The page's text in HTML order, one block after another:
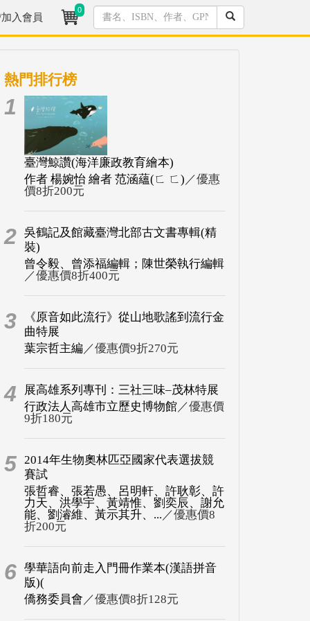
入會員
0
熱門排行榜
1
臺灣鯨讚(海洋廉政教育繪本)
作者 楊婉怡 繪者 范涵蘊(ㄈ ㄈ) ／優惠
價8折200元
2 吳鶴記及館藏臺灣北部古文書專輯(精
裝)
曾令毅、曾添福編輯；陳世榮執行編輯
／優惠價8折400元
3
《原音如此流行》從山地歌謠到流行金
曲特展
葉宗哲主編 ／優惠價9折270元
4
展高雄系列專刊：三社三味–茂林特展
行政法人高雄市立歷史博物館／優惠價
9折180元
5 2014年生物奧林匹亞國家代表選拔競
賽試
張哲睿、張若愚、呂明軒、許耿彰、許
力天、洪學宇、黃靖惟、劉奕辰、謝允
能、劉濬維、黃示其升、... ／優惠價8
折200元
6 學華語向前走入門冊作業本(漢語拼音
版)(
僑務委員會 ／優惠價8折128元